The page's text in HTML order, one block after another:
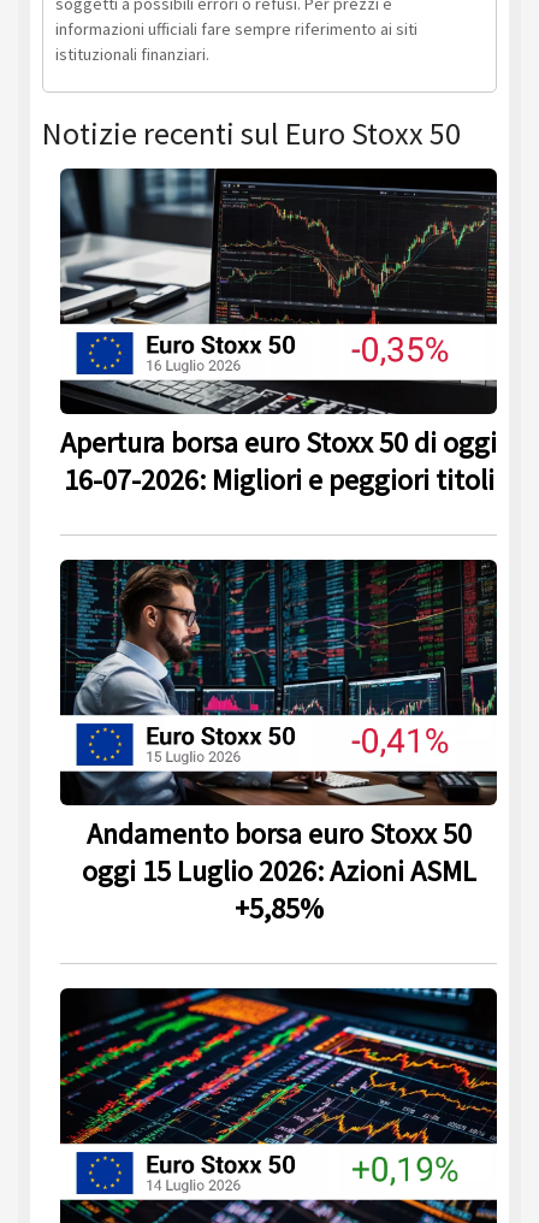
informazioni ufficiali fare sempre riferimento ai siti
istituzionali finanziari.
Notizie recenti sul Euro Stoxx 50
Apertura borsa euro Stoxx 50 di oggi
16-07-2026: Migliori e peggiori titoli
Andamento borsa euro Stoxx 50
oggi 15 Luglio 2026: Azioni ASML
+5,85%